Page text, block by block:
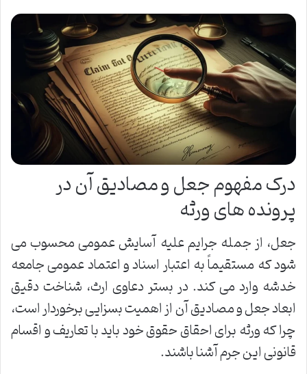
درک مفهوم جعل و مصادیق آن در
پرونده های ورثه
جعل، از جمله جرایم علیه آسایش عمومی محسوب می
شود که مستقیماً به اعتبار اسناد و اعتماد عمومی جامعه
خدشه وارد می کند. در بستر دعاوی ارث، شناخت دقیق
ابعاد جعل و مصادیق آن از اهمیت بسزایی برخوردار است،
چرا که ورثه برای احقاق حقوق خود باید با تعاریف و اقسام
قانونی این جرم آشنا باشند.